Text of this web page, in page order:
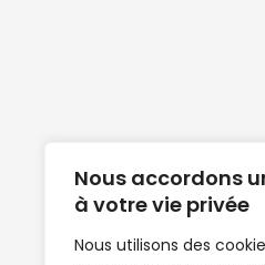
Nous accordons
à votre vie privée
Nous utilisons des